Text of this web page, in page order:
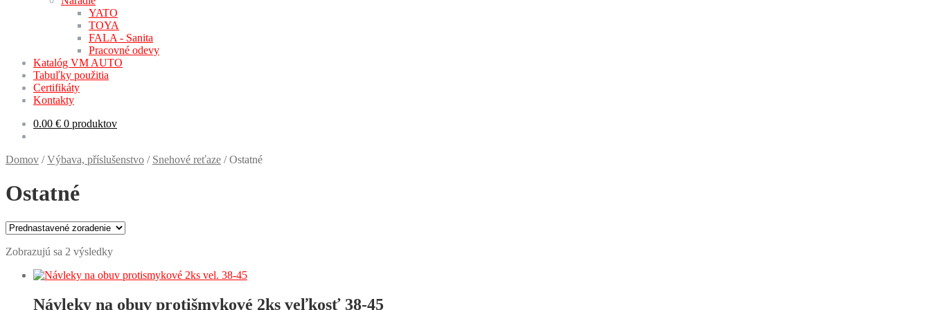
YATO
TOYA
FALA - Sanita
Pracovné odevy
Katalóg VM AUTO
Tabuľky použitia
Certifikáty
Kontakty
0.00 € 0 produktov
Domov /Výbava, příslušenstvo / Snehové reťaze /Ostatné
Ostatné
Zobrazujú sa 2 výsledky
Návleky na obuv protišmykové 2ks veľkosť 38-45